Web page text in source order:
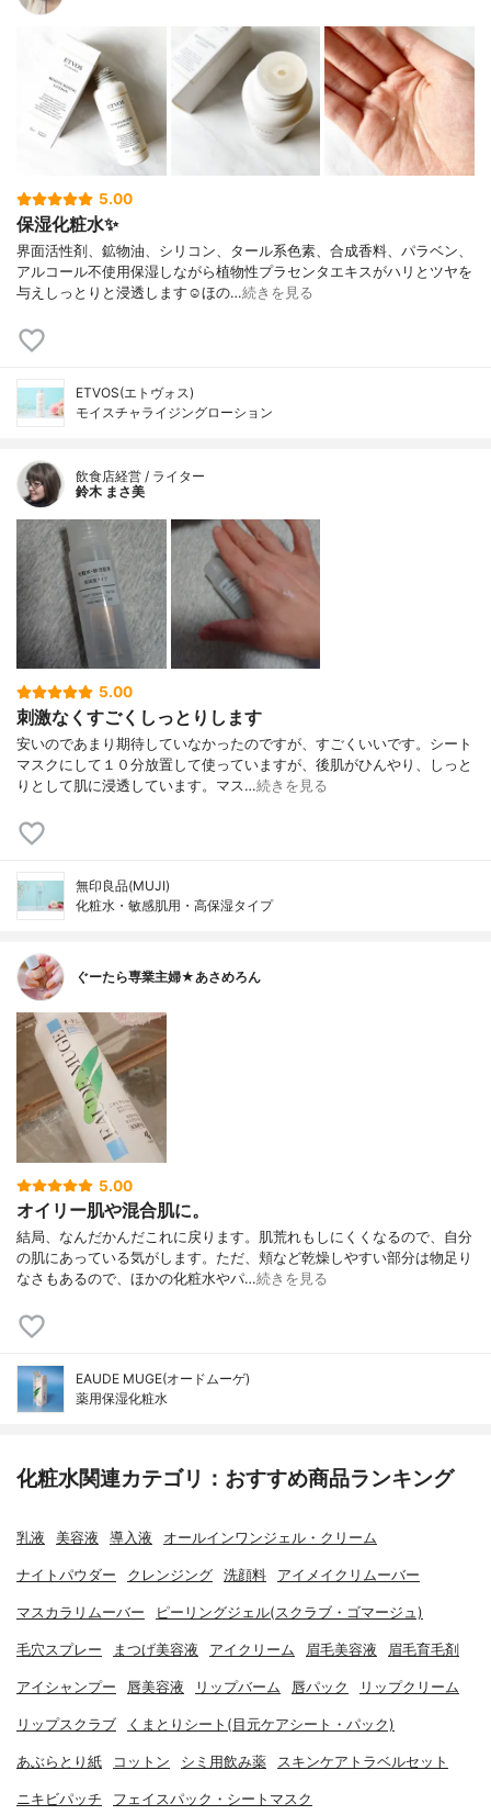
5.00
保湿化粧水✨
界面活性剤、鉱物油、シリコン、タール系色素、合成香料、パラベン、
アルコール不使用保湿しながら植物性プラセンタエキスがハリとツヤを
与えしっとりと浸透します☺︎ほの…続きを見る
ETVOS(エトヴォス)
モイスチャライジングローション
飲食店経営 / ライター
鈴木 まさ美
5.00
刺激なくすごくしっとりします
安いのであまり期待していなかったのですが、すごくいいです。シート
マスクにして１０分放置して使っていますが、後肌がひんやり、しっと
りとして肌に浸透しています。マス…続きを見る
無印良品(MUJI)
化粧水・敏感肌用・高保湿タイプ
ぐーたら専業主婦★あさめろん
5.00
オイリー肌や混合肌に。
結局、なんだかんだこれに戻ります。肌荒れもしにくくなるので、自分
の肌にあっている気がします。ただ、頬など乾燥しやすい部分は物足り
なさもあるので、ほかの化粧水やパ…続きを見る
EAUDE MUGE(オードムーゲ)
薬用保湿化粧水
化粧水関連カテゴリ：おすすめ商品ランキング
乳液 美容液 導入液 オールインワンジェル・クリーム
ナイトパウダー クレンジング 洗顔料 アイメイクリムーバー
マスカラリムーバー ピーリングジェル(スクラブ・ゴマージュ)
毛穴スプレー まつげ美容液 アイクリーム 眉毛美容液 眉毛育毛剤
アイシャンプー 唇美容液 リップバーム 唇パック リップクリーム
リップスクラブ くまとりシート(目元ケアシート・パック)
あぶらとり紙 コットン シミ用飲み薬 スキンケアトラベルセット
ニキビパッチ フェイスパック・シートマスク